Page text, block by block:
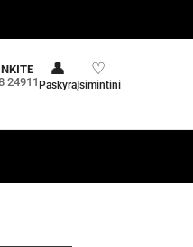
24911
👤
Paskyra
♡
Įsimintini